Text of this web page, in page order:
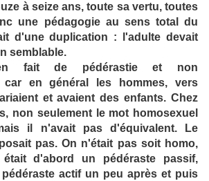
à seize ans, toute sa vertu, toutes
une pédagogie au sens total du
d'une duplication : l'adulte devait
semblable.
fait de pédérastie et non
car en général les hommes, vers
et avaient des enfants. Chez
non seulement le mot homosexuel
il n'avait pas d'équivalent. Le
pas. On n'était pas soit homo,
d'abord un pédéraste passif,
actif un peu après et puis